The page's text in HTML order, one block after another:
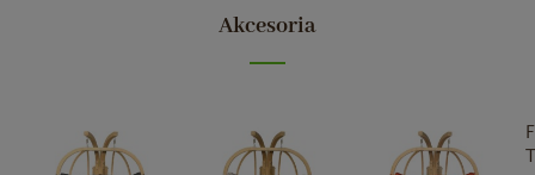
Akcesoria